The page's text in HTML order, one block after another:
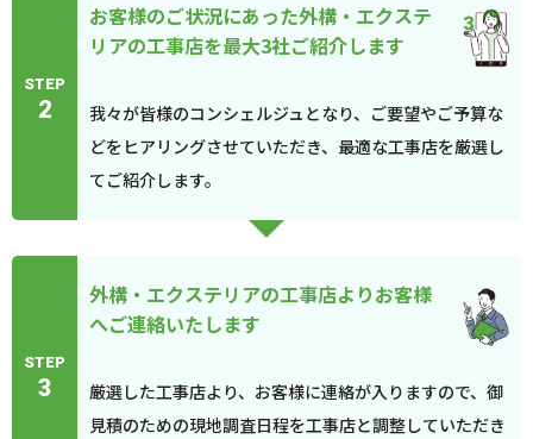
STEP
2
お客様のご状況にあった外構・エクステ
リアの工事店を最大3社ご紹介します
我々が皆様のコンシェルジュとなり、ご要望やご予算な
どをヒアリングさせていただき、最適な工事店を厳選し
てご紹介します。
STEP
3
外構・エクステリアの工事店よりお客様
へご連絡いたします
厳選した工事店より、お客様に連絡が入りますので、御
見積のための現地調査日程を工事店と調整していただき